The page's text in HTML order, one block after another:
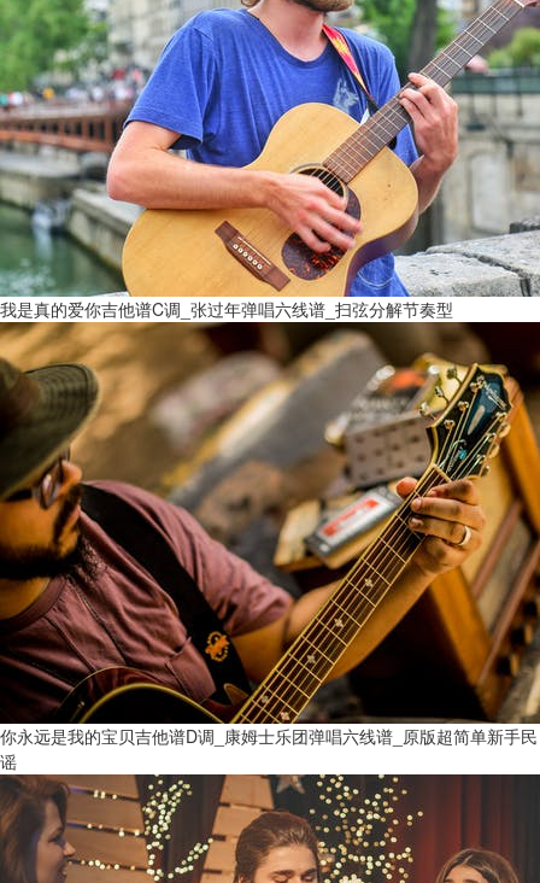
我是真的爱你吉他谱C调_张过年弹唱六线谱_扫弦分解节奏型
你永远是我的宝贝吉他谱D调_康姆士乐团弹唱六线谱_原版超简单新手民
谣